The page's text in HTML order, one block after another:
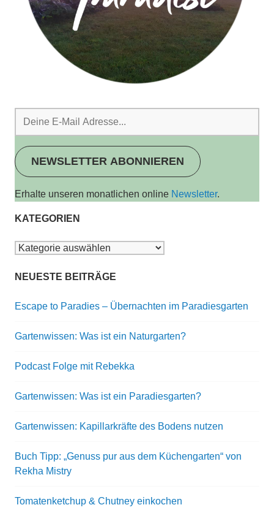
NEWSLETTER ABONNIEREN
Erhalte unseren monatlichen online Newsletter.
KATEGORIEN
Kategorien
NEUESTE BEITRÄGE
Escape to Paradies – Übernachten im Paradiesgarten
Gartenwissen: Was ist ein Naturgarten?
Podcast Folge mit Rebekka
Gartenwissen: Was ist ein Paradiesgarten?
Gartenwissen: Kapillarkräfte des Bodens nutzen
Buch Tipp: „Genuss pur aus dem Küchengarten“ von
Rekha Mistry
Tomatenketchup & Chutney einkochen